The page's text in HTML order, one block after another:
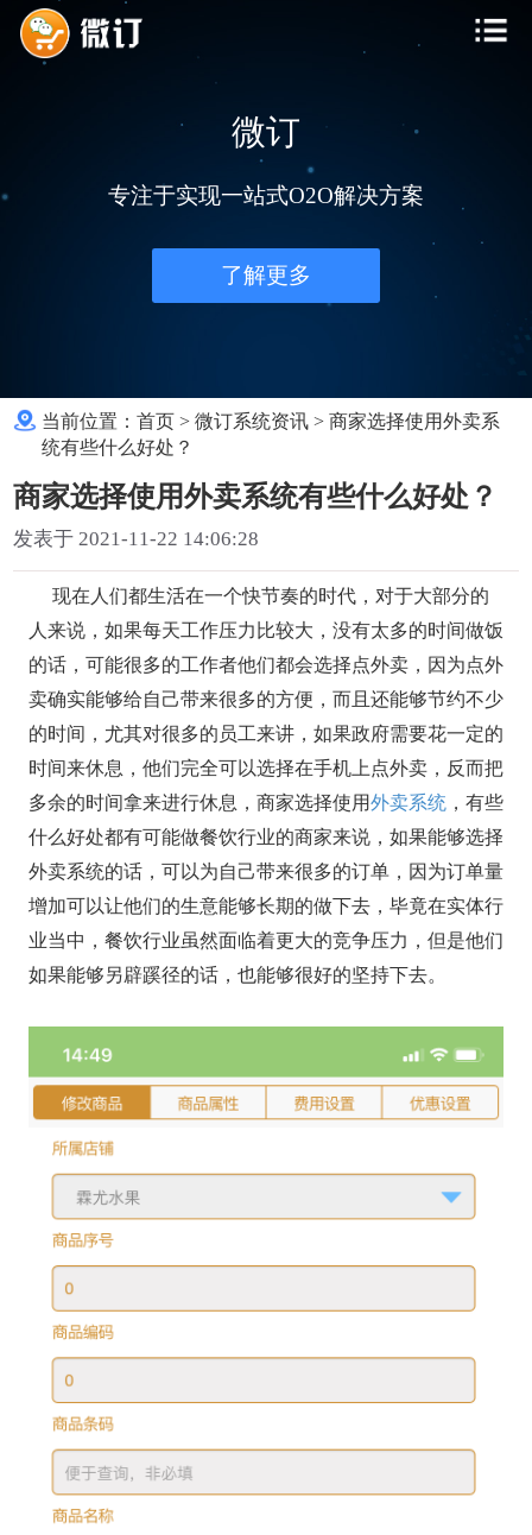
微订
专注于实现一站式O2O解决方案
了解更多
当前位置：首页 >微订系统资讯 >商家选择使用外卖系
统有些什么好处？
商家选择使用外卖系统有些什么好处？
发表于 2021-11-22 14:06:28
现在人们都生活在一个快节奏的时代，对于大部分的
人来说，如果每天工作压力比较大，没有太多的时间做饭
的话，可能很多的工作者他们都会选择点外卖，因为点外
卖确实能够给自己带来很多的方便，而且还能够节约不少
的时间，尤其对很多的员工来讲，如果政府需要花一定的
时间来休息，他们完全可以选择在手机上点外卖，反而把
多余的时间拿来进行休息，商家选择使用外卖系统，有些
什么好处都有可能做餐饮行业的商家来说，如果能够选择
外卖系统的话，可以为自己带来很多的订单，因为订单量
增加可以让他们的生意能够长期的做下去，毕竟在实体行
业当中，餐饮行业虽然面临着更大的竞争压力，但是他们
如果能够另辟蹊径的话，也能够很好的坚持下去。